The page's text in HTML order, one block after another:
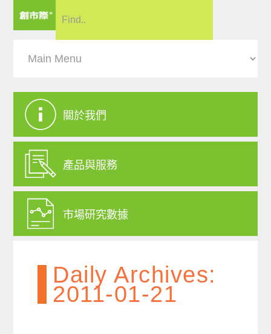
關於我們
產品與服務
市場研究數據
Daily Archives:
2011-01-21